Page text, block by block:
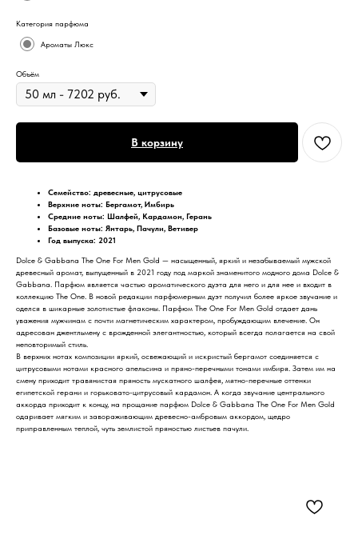
Категория парфюма
Ароматы Люкс
Объём
В корзину
Семейство: древесные, цитрусовые
Верхние ноты: Бергамот, Имбирь
Средние ноты: Шалфей, Кардамон, Герань
Базовые ноты: Янтарь, Пачули, Ветивер
Год выпуска: 2021
Dolce & Gabbana The One For Men Gold — насыщенный, яркий и незабываемый мужской
древесный аромат, выпущенный в 2021 году под маркой знаменитого модного дома Dolce &
Gabbana. Парфюм является частью ароматического дуэта для него и для нее и входит в
коллекцию The One. В новой редакции парфюмерным дуэт получил более яркое звучание и
оделся в шикарные золотистые флаконы. Парфюм The One For Men Gold отдает дань
уважения мужчинам с почти магнетическим характером, пробуждающим влечение. Он
адресован джентльмену с врожденной элегантностью, который всегда полагается на свой
неповторимый стиль.
В верхних нотах композиции яркий, освежающий и искристый бергамот соединяется с
цитрусовыми нотами красного апельсина и пряно-перечными тонами имбиря. Затем им на
смену приходит травянистая пряность мускатного шалфея, мятно-перечные оттенки
египетской герани и горьковато-цитрусовый кардамон. А когда звучание центрального
аккорда приходит к концу, на прощание парфюм Dolce & Gabbana The One For Men Gold
одаривает мягким и завораживающим древесно-амбровым аккордом, щедро
приправленным теплой, чуть землистой пряностью листьев пачули.